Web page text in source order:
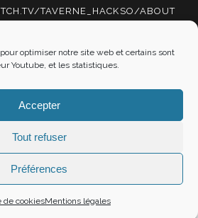
optimiser notre site web et certains sont
Youtube, et les statistiques.
Accepter
Tout refuser
Préférences
de cookiesMentions légales
TAVERNE_HACKSO/ABOUT
|Politique de cookies
NE SERVIR PLUS ET VOUS VOILÀ
LA BOÉTIE